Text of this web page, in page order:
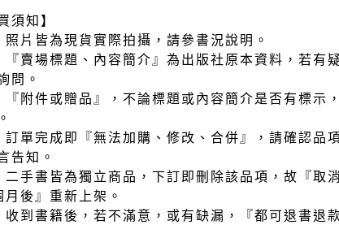
須知】
照片皆為現貨實際拍攝，請參書況說明。
『賣場標題、內容簡介』為出版社原本資料，若有
問。
『附件或贈品』，不論標題或內容簡介是否有標示
訂單完成即『無法加購、修改、合併』，請確認品
告知。
二手書皆為獨立商品，下訂即刪除該品項，故『取
後』重新上架。
收到書籍後，若不滿意，或有缺漏，『都可退書退